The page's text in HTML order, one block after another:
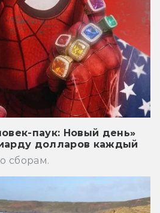
паук: Новый день»
долларов каждый
сборам.